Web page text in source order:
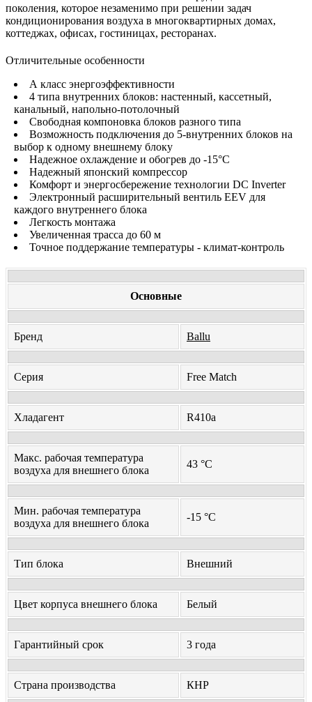
поколения, которое незаменимо при решении задач
кондиционирования воздуха в многоквартирных домах,
коттеджах, офисах, гостиницах, ресторанах.
Отличительные особенности
А класс энергоэффективности
4 типа внутренних блоков: настенный, кассетный,
канальный, напольно-потолочный
Свободная компоновка блоков разного типа
Возможность подключения до 5-внутренних блоков на
выбор к одному внешнему блоку
Надежное охлаждение и обогрев до -15°C
Надежный японский компрессор
Комфорт и энергосбережение технологии DC Inverter
Электронный расширительный вентиль EEV для
каждого внутреннего блока
Легкость монтажа
Увеличенная трасса до 60 м
Точное поддержание температуры - климат-контроль
Основные
Бренд Ballu
Серия Free Match
Хладагент R410a
Макс. рабочая температура
воздуха для внешнего блока
43 °С
Мин. рабочая температура
воздуха для внешнего блока
-15 °С
Тип блока Внешний
Цвет корпуса внешнего блока Белый
Гарантийный срок 3 года
Страна производства КНР